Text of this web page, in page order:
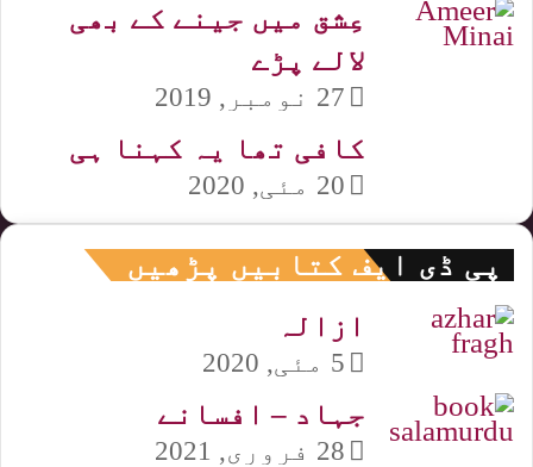
عِشق میں جینے کے بھی
لالے پڑے
27 نومبر, 2019
کافی تھا یہ کہنا ہی
20 مئی, 2020
پی ڈی ایف کتابیں پڑھیں
ازالہ
5 مئی, 2020
جہاد – افسانے
28 فروری, 2021